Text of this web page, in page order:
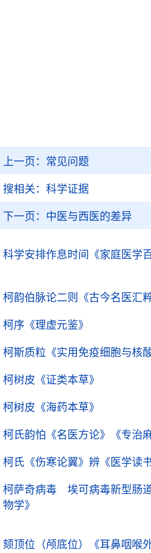
上一页： 常见问题
搜相关： 科学证据
下一页： 中医与西医的差异
科学安排作息时间 《家庭医学
柯韵伯脉论二则 《古今名医汇
柯序 《理虚元鉴》
柯斯质粒 《实用免疫细胞与核
柯树皮 《证类本草》
柯树皮 《海药本草》
柯氏韵怕《名医方论》 《专治
柯氏《伤寒论翼》辨 《医学读
柯萨奇病毒 埃可病毒新型肠
物学》
颏顶位（颅底位） 《耳鼻咽喉